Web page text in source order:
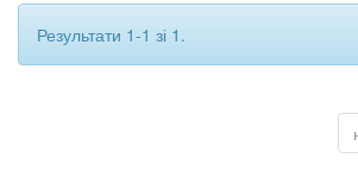
Результати 1-1 зі 1.